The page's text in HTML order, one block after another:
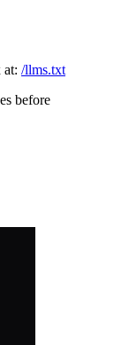
at: /llms.txt
before